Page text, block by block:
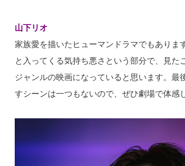
山下リオ
家族愛を描いたヒューマンドラマでもありま
と入ってくる気持ち悪さという部分で、見た
ジャンルの映画になっていると思います。最
すシーンは一つもないので、ぜひ劇場で体感